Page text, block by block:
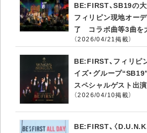
BE:FIRST、SB19の
フィリピン現地オー
了 コラボ曲等3曲を
（2026/04/21掲載）
BE:FIRST、フィリピ
イズ・グループ
スペシャルゲスト出
（2026/04/10掲載）
BE:FIRST、〈